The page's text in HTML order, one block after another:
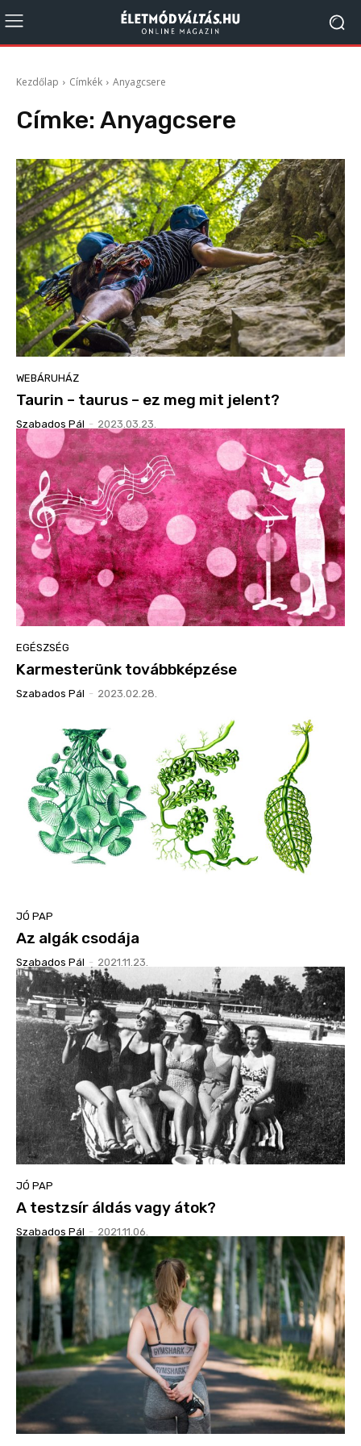
Kezdőlap Címkék Anyagcsere
Címke: Anyagcsere
WEBÁRUHÁZ
Taurin – taurus – ez meg mit jelent?
Szabados Pál - 2023.03.23.
EGÉSZSÉG
Karmesterünk továbbképzése
Szabados Pál - 2023.02.28.
JÓ PAP
Az algák csodája
Szabados Pál - 2021.11.23.
JÓ PAP
A testzsír áldás vagy átok?
Szabados Pál - 2021.11.06.